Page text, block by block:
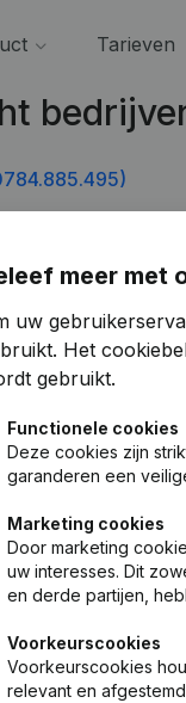
Tarieven
meer met
uw
Het
gebruikt.
Functionele cookies
Deze cookies zijn
garanderen een
Marketing cookies
Door marketing
uw interesses. Dit
en derde partijen,
Voorkeurscookies
Voorkeurscookies
relevant en